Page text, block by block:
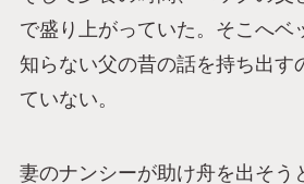
で盛り上がっていた。そこへベ
知らない父の昔の話を持ち出す
ていない。
妻のナンシーが助け舟を出そう